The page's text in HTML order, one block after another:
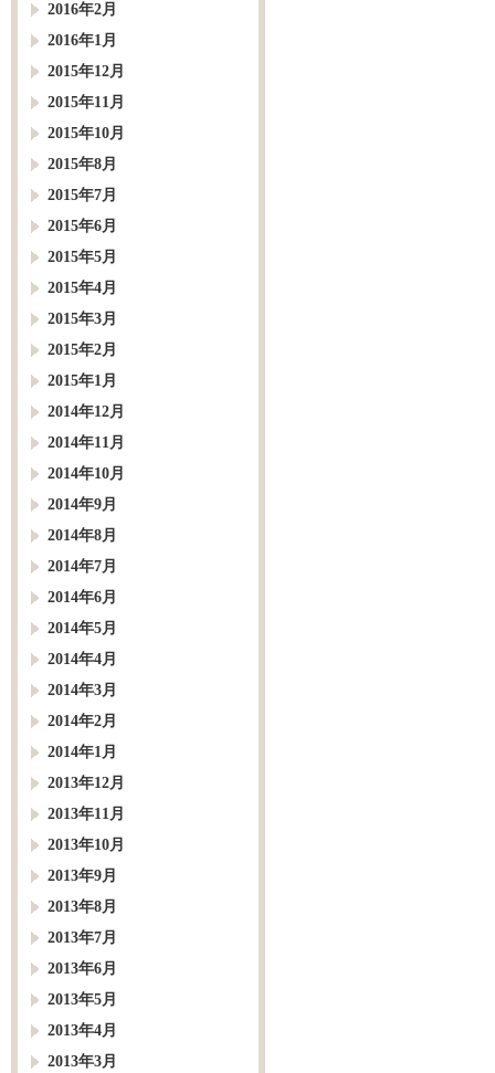
2016年2月
2016年1月
2015年12月
2015年11月
2015年10月
2015年8月
2015年7月
2015年6月
2015年5月
2015年4月
2015年3月
2015年2月
2015年1月
2014年12月
2014年11月
2014年10月
2014年9月
2014年8月
2014年7月
2014年6月
2014年5月
2014年4月
2014年3月
2014年2月
2014年1月
2013年12月
2013年11月
2013年10月
2013年9月
2013年8月
2013年7月
2013年6月
2013年5月
2013年4月
2013年3月